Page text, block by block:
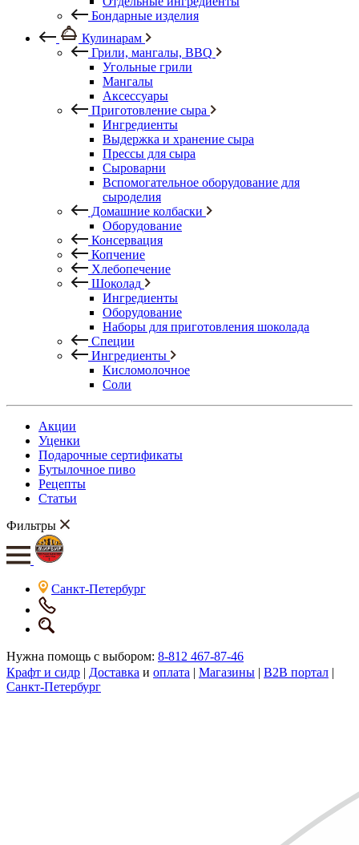
Бондарные изделия
Кулинарам
Грили, мангалы, BBQ
Угольные грили
Мангалы
Аксессуары
Приготовление сыра
Ингредиенты
Выдержка и хранение сыра
Прессы для сыра
Сыроварни
Вспомогательное оборудование для
сыроделия
Домашние колбаски
Оборудование
Консервация
Копчение
Хлебопечение
Шоколад
Ингредиенты
Оборудование
Наборы для приготовления шоколада
Специи
Ингредиенты
Кисломолочное
Соли
Акции
Уценки
Подарочные сертификаты
Бутылочное пиво
Рецепты
Статьи
Фильтры
Санкт-Петербург
Нужна помощь с выбором: 8-812 467-87-46
Крафт и сидр | Доставка и оплата | Магазины | B2B портал |
Санкт-Петербург